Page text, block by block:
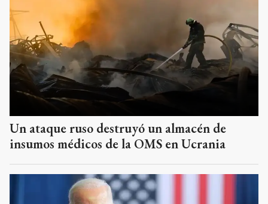
Un ataque ruso destruyó un almacén de
insumos médicos de la OMS en Ucrania